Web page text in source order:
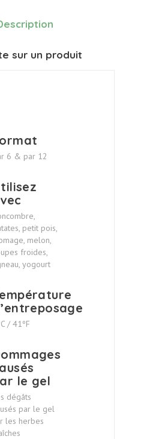
sur un produit
6 & par 12
petit pois,
melon,
froides,
yogourt
/ 41ºF
le gel
dégâts
par le gel
les herbes